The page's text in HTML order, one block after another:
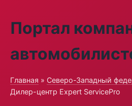
Портал
Главная » Северо-Западный
Дилер-центр Expert ServicePro